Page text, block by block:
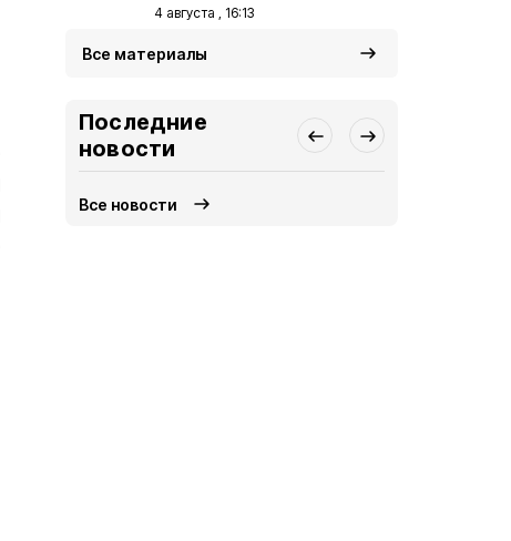
4 августа , 16:13
Все материалы
Последние
новости
Все новости